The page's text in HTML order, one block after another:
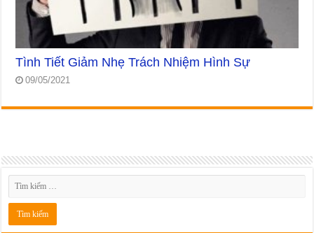
Tình Tiết Giảm Nhẹ Trách Nhiệm Hình Sự
09/05/2021